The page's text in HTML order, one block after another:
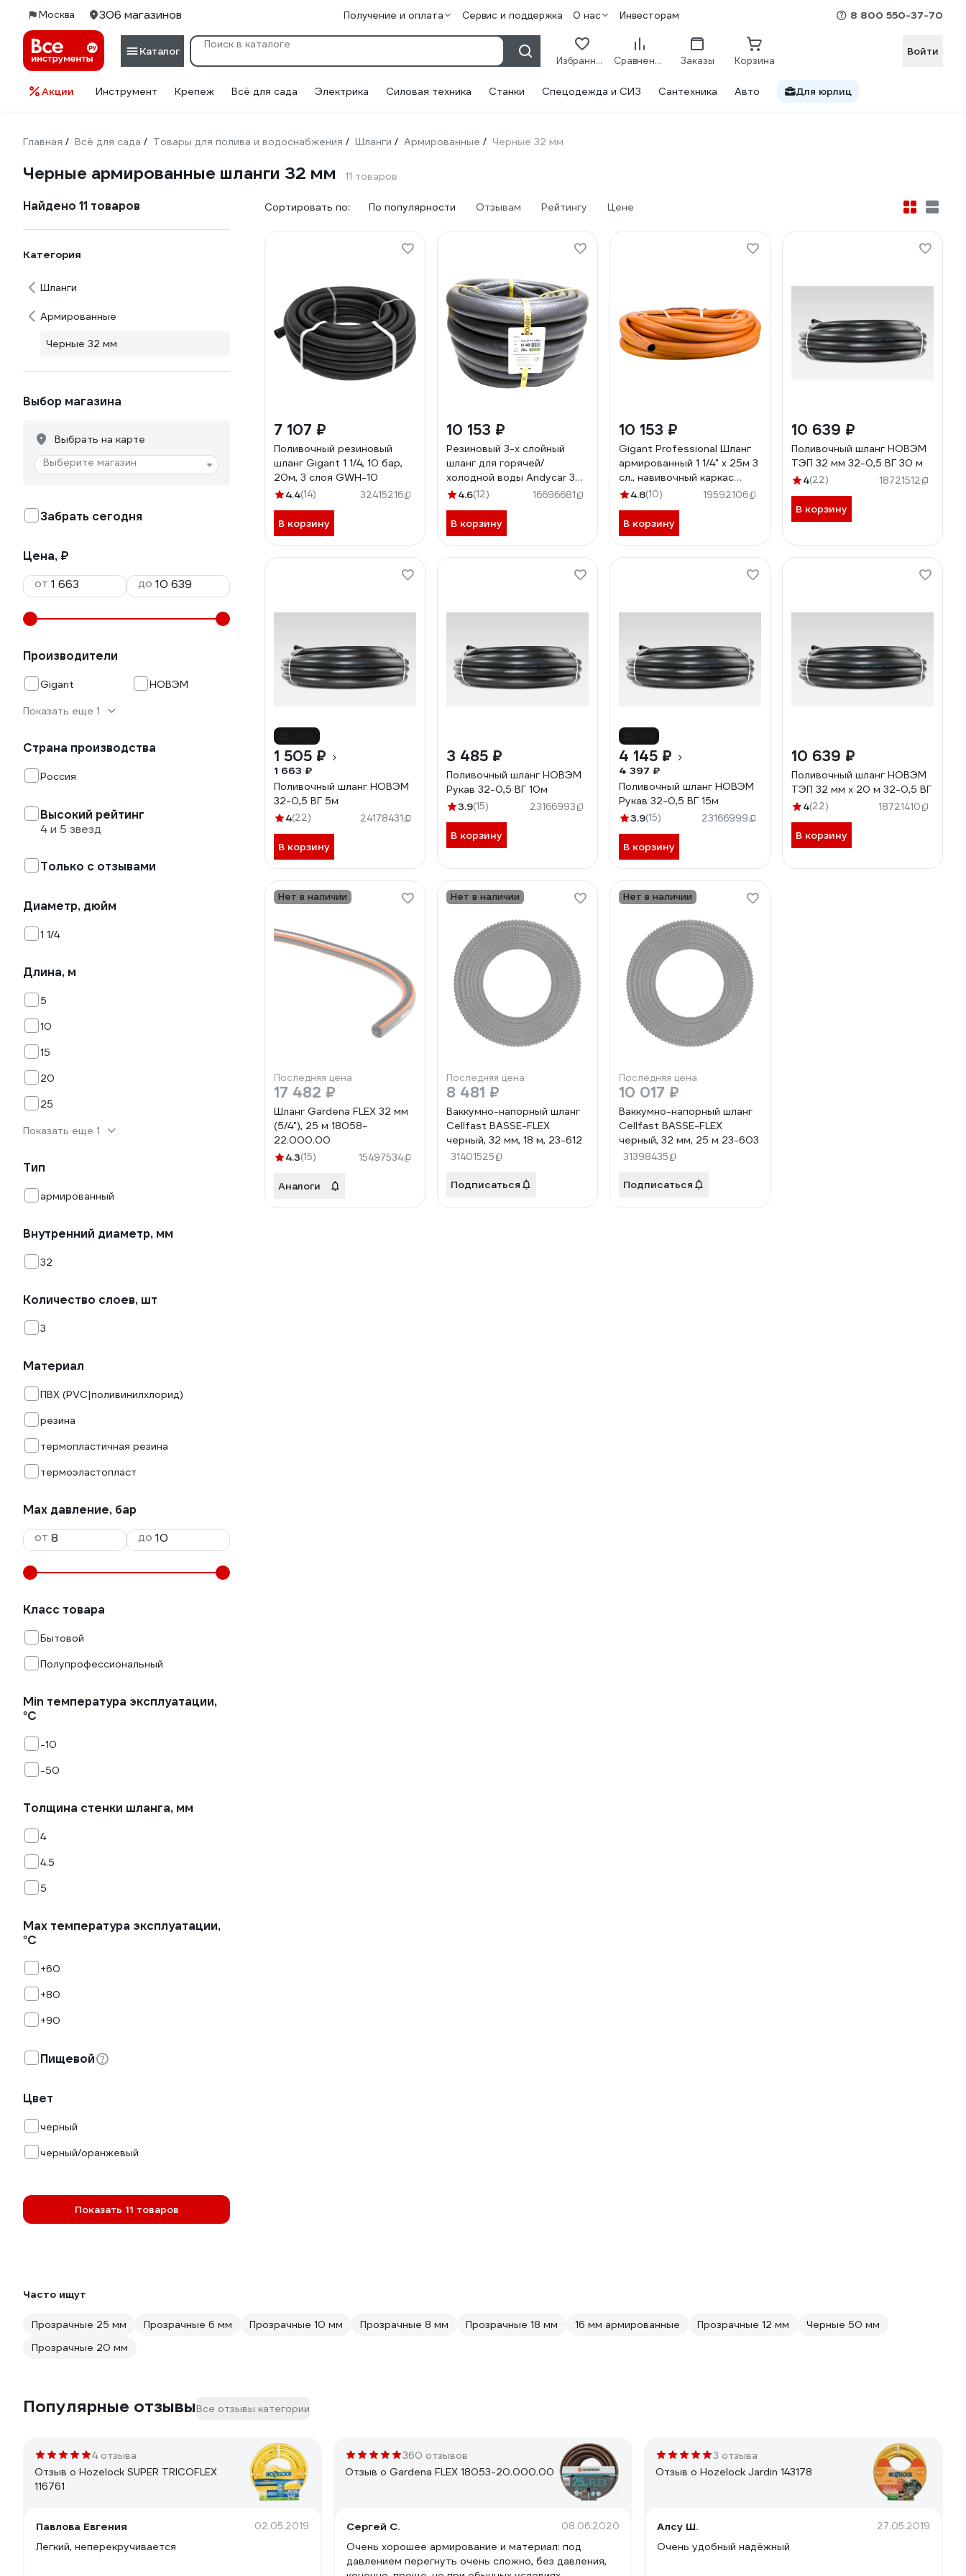
Москва 306 магазинов Получение и оплата Сервис и поддержка О нас Инвесторам 8 800 550-37-70
Каталог
Избранное Сравнение Заказы Корзина
Войти
Акции Инструмент Крепеж Всё для сада Электрика Силовая техника Станки Спецодежда и СИЗ Сантехника Авто Для юрлиц
Главная / Всё для сада / Товары для полива и водоснабжения / Шланги / Армированные / Черные 32 мм
Черные армированные шланги 32 мм 11 товаров
Найдено 11 товаров
Категория
Шланги
Армированные
Черные 32 мм
Выбор магазина
Выбрать на карте
Выберите магазин
Забрать сегодня
Цена, ₽
от
до
Производители
Gigant НОВЭМ
Показать еще 1
Страна производства
Россия
Высокий рейтинг
4 и 5 звезд
Только с отзывами
Диаметр, дюйм
1 1/4
Длина, м
5
10
15
20
25
Показать еще 1
Тип
армированный
Внутренний диаметр, мм
32
Количество слоев, шт
3
Материал
ПВХ (PVC|поливинилхлорид)
резина
термопластичная резина
термоэластопласт
Max давление, бар
от
до
Класс товара
Бытовой
Полупрофессиональный
Min температура эксплуатации,
°С
-10
-50
Толщина стенки шланга, мм
4
4.5
5
Мах температура эксплуатации,
°С
+60
+80
+90
Пищевой
Цвет
черный
черный/оранжевый
Показать 11 товаров
Сортировать по: По популярности Отзывам Рейтингу Цене
7 107 ₽
Поливочный резиновый
шланг Gigant 1 1/4, 10 бар,
20м, 3 слоя GWH-10
4.4(14) 32415216
В корзину
10 153 ₽
Резиновый 3-х слойный
шланг для горячей/
холодной воды Andycar 32
мм, 10 атм, 20 м H40
4.6(12) 16696681
В корзину
10 153 ₽
Gigant Professional Шланг
армированный 1 1/4" х 25м 3
сл., навивочный каркас
GRH-02
4.8(10) 19592106
В корзину
10 639 ₽
Поливочный шланг НОВЭМ
ТЭП 32 мм 32-0,5 ВГ 30 м
4(22) 18721512
В корзину
1 505 ₽
1 663 ₽
Поливочный шланг НОВЭМ
32-0,5 ВГ 5м
4(22) 24178431
В корзину
3 485 ₽
Поливочный шланг НОВЭМ
Рукав 32-0,5 ВГ 10м
3.9(15) 23166993
В корзину
4 145 ₽
4 397 ₽
Поливочный шланг НОВЭМ
Рукав 32-0,5 ВГ 15м
3.9(15) 23166999
В корзину
10 639 ₽
Поливочный шланг НОВЭМ
ТЭП 32 мм х 20 м 32-0,5 ВГ
4(22) 18721410
В корзину
Нет в наличии
Последняя цена
17 482 ₽
Шланг Gardena FLEX 32 мм
(5/4"), 25 м 18058-
22.000.00
4.3(15) 15497534
Аналоги
Нет в наличии
Последняя цена
8 481 ₽
Ваккумно-напорный шланг
Cellfast BASSE-FLEX
черный, 32 мм, 18 м, 23-612
31401525
Подписаться
Нет в наличии
Последняя цена
10 017 ₽
Ваккумно-напорный шланг
Cellfast BASSE-FLEX
черный, 32 мм, 25 м 23-603
31398435
Подписаться
Часто ищут
Прозрачные 25 мм Прозрачные 6 мм Прозрачные 10 мм Прозрачные 8 мм Прозрачные 18 мм 16 мм армированные Прозрачные 12 мм
Черные 50 мм
Прозрачные 20 мм
Популярные отзывыВсе отзывы категории
4 отзыва
Отзыв о Hozelock SUPER TRICOFLEX
116761
Павлова Евгения 02.05.2019
Легкий, неперекручивается
360 отзывов
Отзыв о Gardena FLEX 18053-20.000.00
Сергей С. 08.06.2020
Очень хорошее армирование и материал: под
давлением перегнуть очень сложно, без давления,
3 отзыва
Отзыв о Hozelock Jardin 143178
Алсу Ш. 27.05.2019
Очень удобный надёжный